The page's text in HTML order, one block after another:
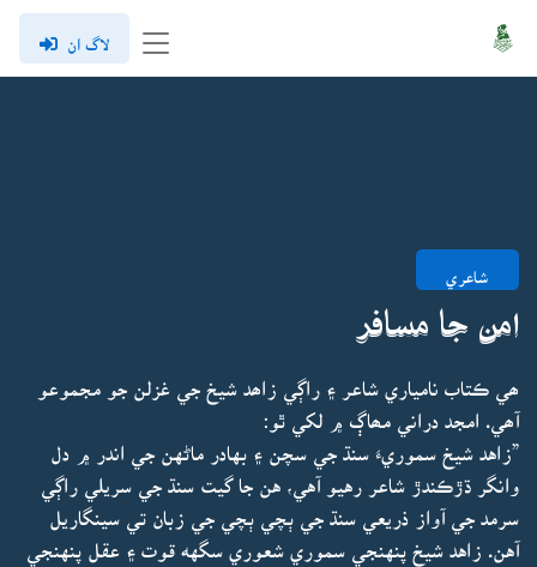
لاگ ان
شاعري
امن جا مسافر
ھي ڪتاب نامياري شاعر ۽ راڳي زاھد شيخ جي غزلن جو مجموعو
آھي. امجد دراني مھاڳ ۾ لکي ٿو:
”زاهد شيخ سموريءَ سنڌ جي سچن ۽ بهادر ماڻهن جي اندر ۾ دل
وانگر ڌڙڪندڙ شاعر رهيو آهي، هن جا گيت سنڌ جي سريلي راڳي
سرمد جي آواز ذريعي سنڌ جي ٻچي ٻچي جي زبان تي سينگاريل
آهن. زاهد شيخ پنهنجي سموري شعوري سگهه قوت ۽ عقل پنهنجي